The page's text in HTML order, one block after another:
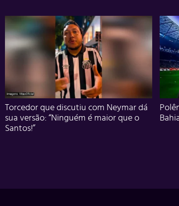
Torcedor que discutiu com Neymar dá
sua versão: “Ninguém é maior que o
Santos!”